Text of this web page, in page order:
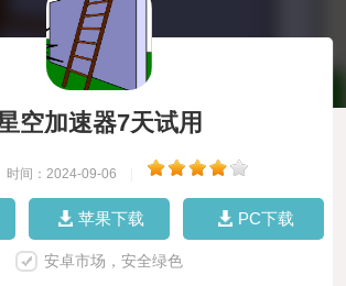
空加速器7天试用
时间：2024-09-06
苹果下载 PC下载
安卓市场，安全绿色